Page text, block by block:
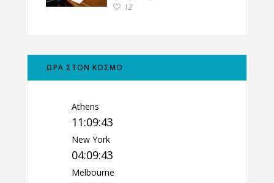
12
ΩΡΑ ΣΤΟΝ ΚΟΣΜΟ
Athens
11:09:44
New York
04:09:44
Melbourne